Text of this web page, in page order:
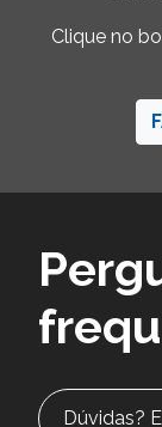
Clique no
Dúvidas?